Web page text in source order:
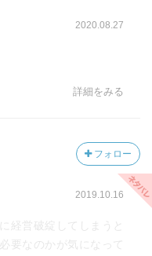
2020.08.27
詳細をみる
フォロー
2019.10.16
経営破綻してしまうと
要なのかが気になって